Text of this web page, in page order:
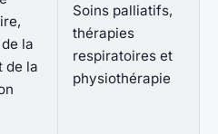
la
de la
Soins palliatifs,
thérapies
respiratoires et
physiothérapie